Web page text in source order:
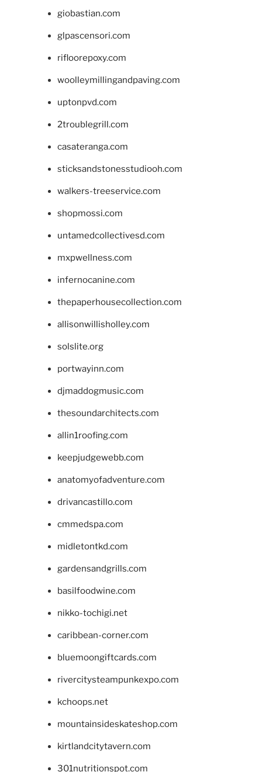
giobastian.com
glpascensori.com
rifloorepoxy.com
woolleymillingandpaving.com
uptonpvd.com
2troublegrill.com
casateranga.com
sticksandstonesstudiooh.com
walkers-treeservice.com
shopmossi.com
untamedcollectivesd.com
mxpwellness.com
infernocanine.com
thepaperhousecollection.com
allisonwillisholley.com
solslite.org
portwayinn.com
djmaddogmusic.com
thesoundarchitects.com
allin1roofing.com
keepjudgewebb.com
anatomyofadventure.com
drivancastillo.com
cmmedspa.com
midletontkd.com
gardensandgrills.com
basilfoodwine.com
nikko-tochigi.net
caribbean-corner.com
bluemoongiftcards.com
rivercitysteampunkexpo.com
kchoops.net
mountainsideskateshop.com
kirtlandcitytavern.com
301nutritionspot.com